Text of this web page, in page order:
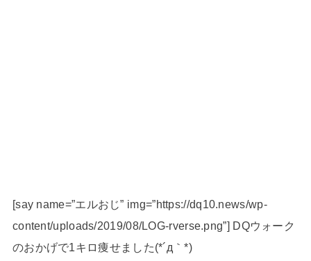
[say name=”エルおじ” img=”https://dq10.news/wp-
content/uploads/2019/08/LOG-rverse.png”] DQウォーク
のおかげで1キロ痩せました(*´д｀*)